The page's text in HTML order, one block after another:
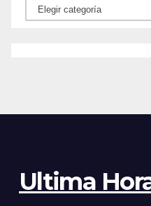
Categorías
Ultima